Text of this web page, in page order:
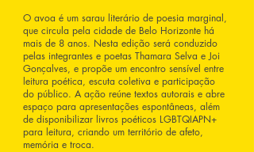
O avoa é um sarau literário de poesia marginal,
que circula pela cidade de Belo Horizonte há
mais de 8 anos. Nesta edição será conduzido
pelas integrantes e poetas Thamara Selva e Joi
Gonçalves, e propõe um encontro sensível entre
leitura poética, escuta coletiva e participação
do público. A ação reúne textos autorais e abre
espaço para apresentações espontâneas, além
de disponibilizar livros poéticos LGBTQIAPN+
para leitura, criando um território de afeto,
memória e troca.